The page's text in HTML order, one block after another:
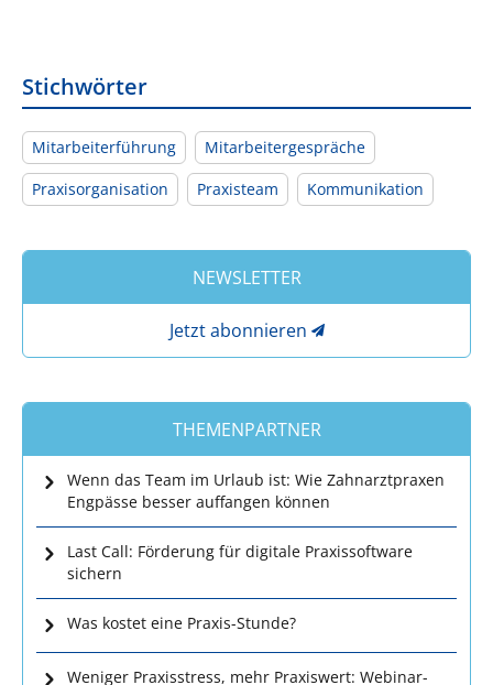
Stichwörter
Mitarbeiterführung
Mitarbeitergespräche
Praxisorganisation
Praxisteam Kommunikation
NEWSLETTER
Jetzt abonnieren
THEMENPARTNER
Wenn das Team im Urlaub ist: Wie Zahnarztpraxen
Engpässe besser auffangen können
Last Call: Förderung für digitale Praxissoftware
sichern
Was kostet eine Praxis-Stunde?
Weniger Praxisstress, mehr Praxiswert: Webinar-